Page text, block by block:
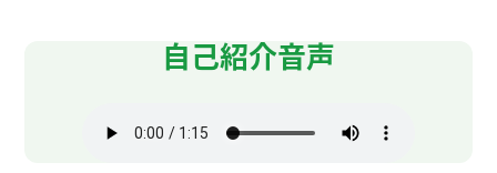
中国有很多有趣的地方啊！ ( 60代 男性 )
重庆真是到处坡路！ ( 60代 男性 )
自己紹介音声